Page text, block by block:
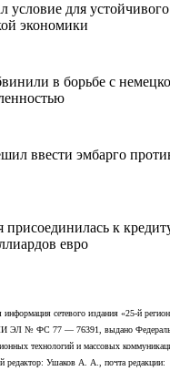
условие для устойчивого
экономики
в борьбе с
ввести эмбарго
присоединилась к
евро
информация сетевого издания «25-й
ЭЛ № ФС 77 — 76391, выдано
технологий и массовых
редактор: Ушаков А. А., почта редакции: